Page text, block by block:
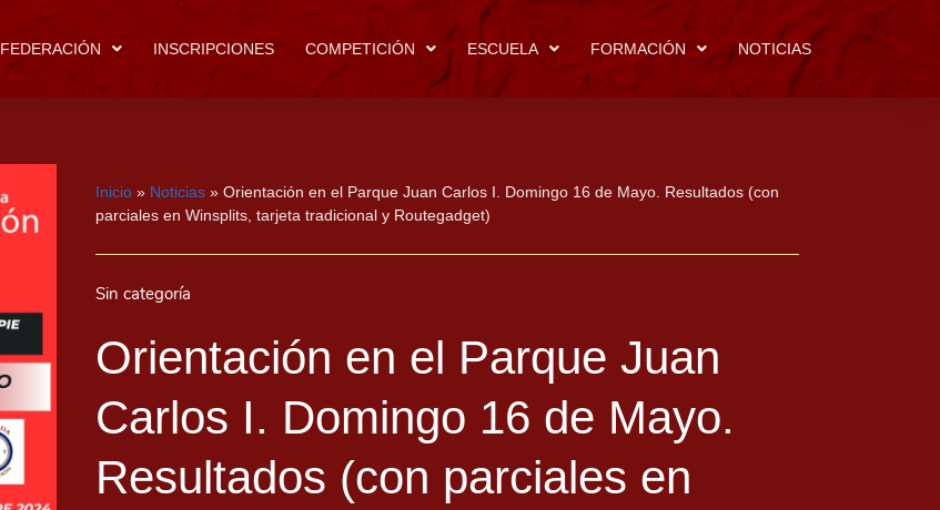
FEDERACIÓN INSCRIPCIONES COMPETICIÓN ESCUELA FORMACIÓN NOTICIAS
Inicio » Noticias » Orientación en el Parque Juan Carlos I. Domingo 16 de Mayo. Resultados (con
parciales en Winsplits, tarjeta tradicional y Routegadget)
Sin categoría
Orientación en el Parque Juan
Carlos I. Domingo 16 de Mayo.
Resultados (con parciales en